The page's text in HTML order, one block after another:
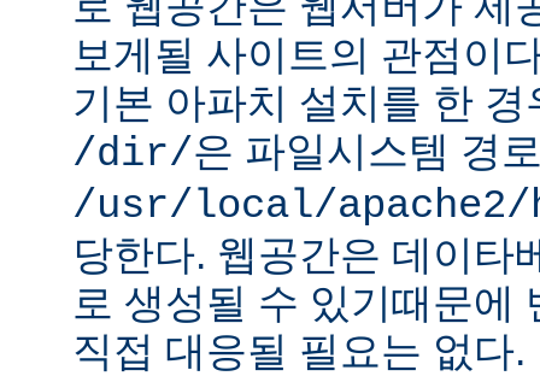
보게될 사이트의 관점이
기본 아파치 설치를 한
/dir/은 파일시스템 경
/usr/local/
당한다. 웹공간은 데이타
로 생성될 수 있기때문에
직접 대응될 필요는 없다.